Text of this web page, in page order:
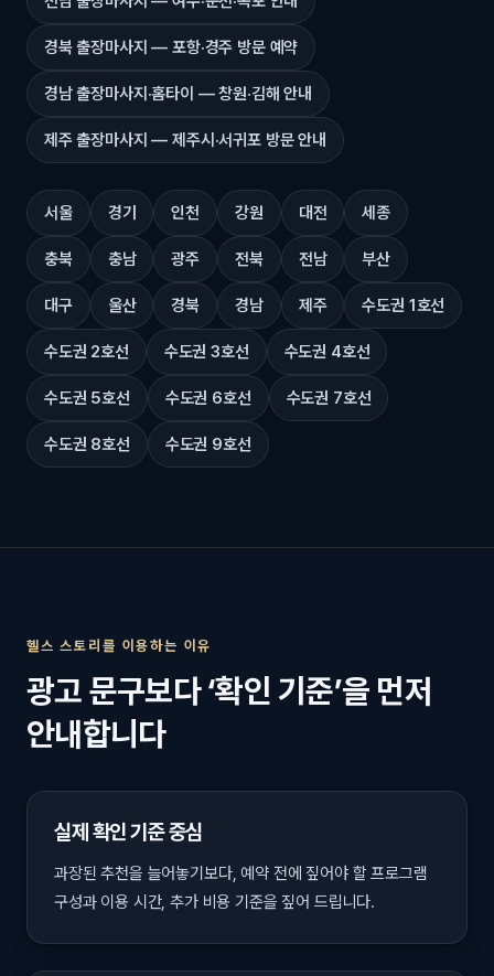
경북 출장마사지 — 포항·경주 방문 예약
경남 출장마사지·홈타이 — 창원·김해 안내
제주 출장마사지 — 제주시·서귀포 방문 안내
서울 경기 인천 강원 대전 세종
충북 충남 광주 전북 전남 부산
대구 울산 경북 경남 제주 수도권 1호선
수도권 2호선 수도권 3호선 수도권 4호선
수도권 5호선 수도권 6호선 수도권 7호선
수도권 8호선 수도권 9호선
헬스 스토리를 이용하는 이유
광고 문구보다 ‘확인 기준’을 먼저
안내합니다
실제 확인 기준 중심
과장된 추천을 늘어놓기보다, 예약 전에 짚어야 할 프로그램
구성과 이용 시간, 추가 비용 기준을 짚어 드립니다.